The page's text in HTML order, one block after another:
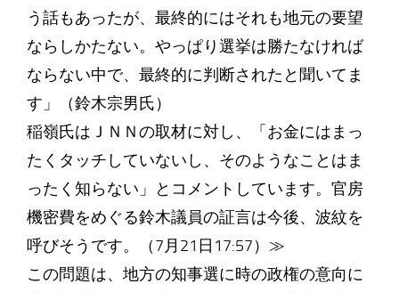
う話もあったが、最終的にはそれも地元の要望
ならしかたない。やっぱり選挙は勝たなければ
ならない中で、最終的に判断されたと聞いてま
す」（鈴木宗男氏）
稲嶺氏はＪＮＮの取材に対し、「お金にはまっ
たくタッチしていないし、そのようなことはま
ったく知らない」とコメントしています。官房
機密費をめぐる鈴木議員の証言は今後、波紋を
呼びそうです。（7月21日17:57）≫
この問題は、地方の知事選に時の政権の意向に